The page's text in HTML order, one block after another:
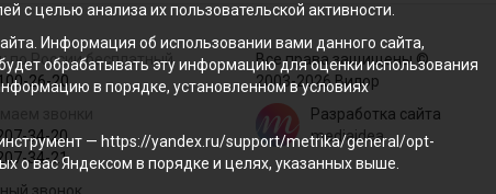
по России бесплатный
26-20
34-20
34-21
Все права защищены ©
2003-2026 Вилор
Разработка сайта
mediaidea
с целью анализа их пользовательской активности.
Информация об использовании вами данного сайта,
обрабатывать эту информацию для оценки использования
в порядке, установленном в условиях
— https://yandex.ru/support/metrika/general/opt-
о вас Яндексом в порядке и целях, указанных выше.